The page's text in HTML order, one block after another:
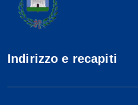
Indirizzo e recapiti